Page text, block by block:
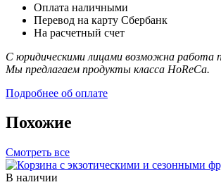
Оплата наличными
Перевод на карту Сбербанк
На расчетный счет
С юридическими лицами возможна работа
Мы предлагаем продукты класса HoReCa.
Подробнее об оплате
Похожие
Смотреть все
В наличии